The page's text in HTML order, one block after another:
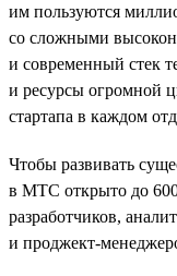
им пользуются
со сложными
и современный стек
и ресурсы огромной
стартапа в каждом
Чтобы развивать
в МТС открыто до
разработчиков,
и проджект-